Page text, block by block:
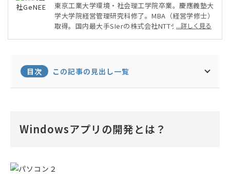
東京工業大学環境・社会理工学院卒業。慶應義塾大
学大学院経営管理研究科修了。MBA（経営学修士）
取得。国内最大手SIerの株式会社NTTデータで大手
リ開発会社の株式会社GeNEEを創業。
...詳しく見る
目次 この記事の見出し一覧
Windowsアプリの開発とは？